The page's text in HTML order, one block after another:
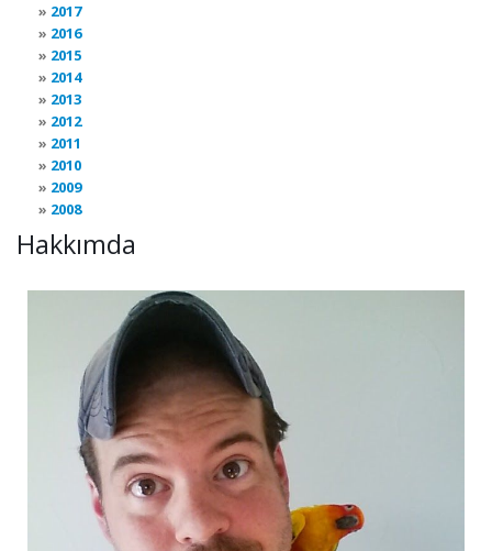
2017
2016
2015
2014
2013
2012
2011
2010
2009
2008
Hakkımda